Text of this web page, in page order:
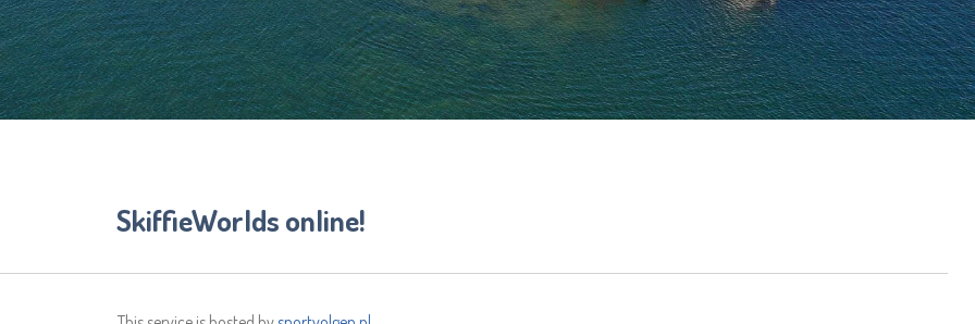
SkiffieWorlds online!